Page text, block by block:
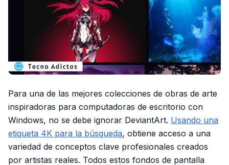
Para una de las mejores colecciones de obras de arte
inspiradoras para computadoras de escritorio con
Windows, no se debe ignorar DeviantArt. Usando una
etiqueta 4K para la búsqueda, obtiene acceso a una
variedad de conceptos clave profesionales creados
por artistas reales. Todos estos fondos de pantalla